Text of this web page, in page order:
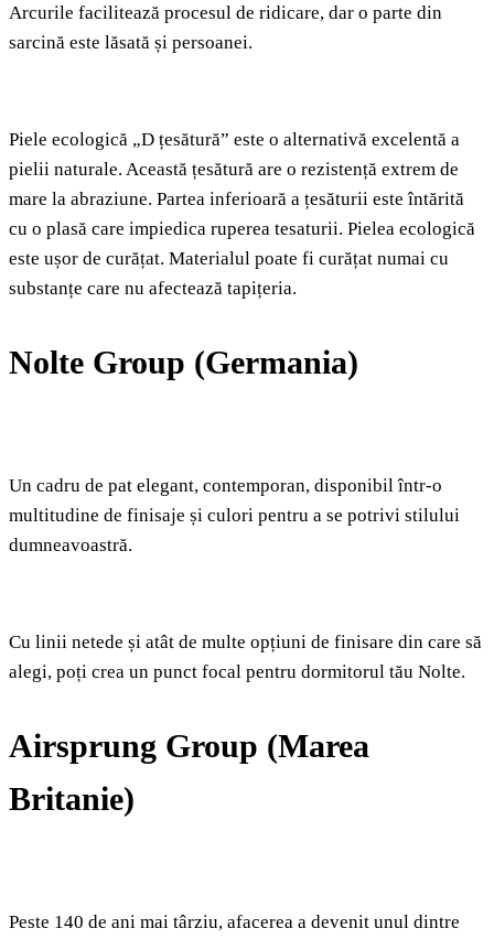
Arcurile facilitează procesul de ridicare, dar o parte din
sarcină este lăsată și persoanei.
Piele ecologică „D țesătură” este o alternativă excelentă a
pielii naturale. Această țesătură are o rezistență extrem de
mare la abraziune. Partea inferioară a țesăturii este întărită
cu o plasă care impiedica ruperea tesaturii. Pielea ecologică
este ușor de curățat. Materialul poate fi curățat numai cu
substanțe care nu afectează tapițeria.
Nolte Group (Germania)
Un cadru de pat elegant, contemporan, disponibil într-o
multitudine de finisaje și culori pentru a se potrivi stilului
dumneavoastră.
Cu linii netede și atât de multe opțiuni de finisare din care să
alegi, poți crea un punct focal pentru dormitorul tău Nolte.
Airsprung Group (Marea
Britanie)
Peste 140 de ani mai târziu, afacerea a devenit unul dintre